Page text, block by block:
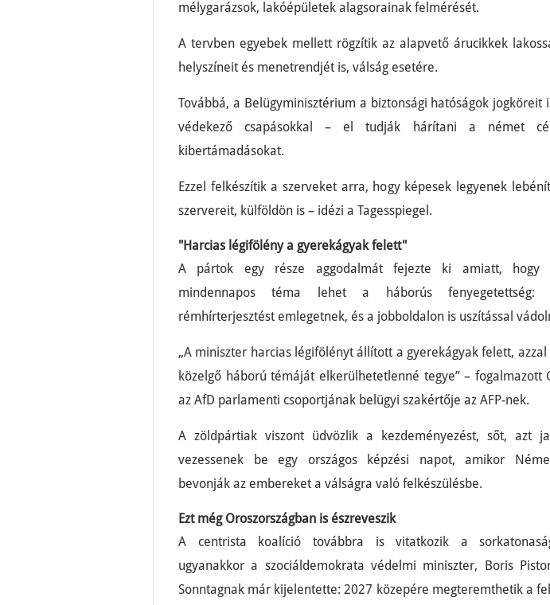
mélygarázsok, lakóépületek alagsorainak felmérését.
A tervben egyebek mellett rögzítik az alapvető árucikkek
helyszíneit és menetrendjét is, válság esetére.
Továbbá, a Belügyminisztérium a biztonsági hatóságok jogköreit
védekező csapásokkal – el tudják hárítani a német
kibertámadásokat.
Ezzel felkészítik a szerveket arra, hogy képesek legyenek
szervereit, külföldön is – idézi a Tagesspiegel.
"Harcias légifölény a gyerekágyak felett"
A pártok egy része aggodalmát fejezte ki amiatt, hogy
mindennapos téma lehet a háborús fenyegetettség:
rémhírterjesztést emlegetnek, és a jobboldalon is uszítással
„A miniszter harcias légifölényt állított a gyerekágyak felett, azzal
közelgő háború témáját elkerülhetetlenné tegye” – fogalmazott
az AfD parlamenti csoportjának belügyi szakértője az AFP-nek.
A zöldpártiak viszont üdvözlik a kezdeményezést, sőt, azt
vezessenek be egy országos képzési napot, amikor
bevonják az embereket a válságra való felkészülésbe.
Ezt még Oroszországban is észreveszik
A centrista koalíció továbbra is vitatkozik a
ugyanakkor a szociáldemokrata védelmi miniszter, Boris
Sonntagnak már kijelentette: 2027 közepére megteremthetik a